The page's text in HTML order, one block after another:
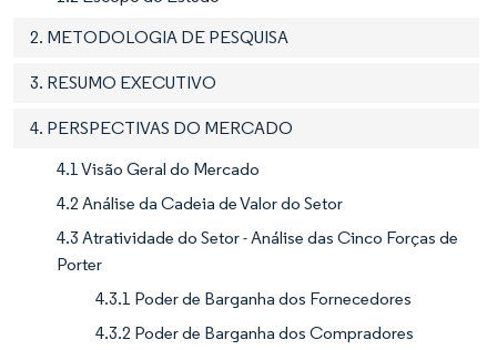
2. METODOLOGIA DE PESQUISA
3. RESUMO EXECUTIVO
4. PERSPECTIVAS DO MERCADO
4.1 Visão Geral do Mercado
4.2 Análise da Cadeia de Valor do Setor
4.3 Atratividade do Setor - Análise das Cinco Forças de
Porter
4.3.1 Poder de Barganha dos Fornecedores
4.3.2 Poder de Barganha dos Compradores